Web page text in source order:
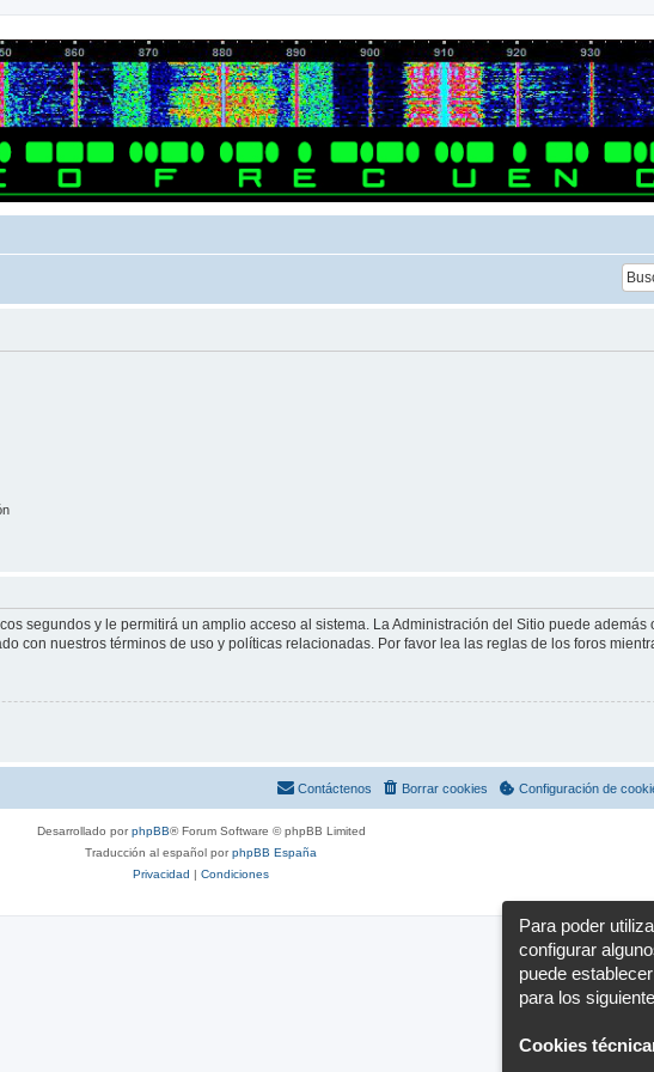
segundos y le permitirá un amplio acceso al sistema. La Administración del Sitio puede
con nuestros términos de uso y políticas relacionadas. Por favor lea las reglas de los foros
Configuración de
Borrar cookies
Contáctenos
Desarrollado porphpBB® Forum Software © phpBB Limited
Traducción al español porphpBB España
Privacidad
Condiciones
Para poder
configurar
puede
para los
Cookies